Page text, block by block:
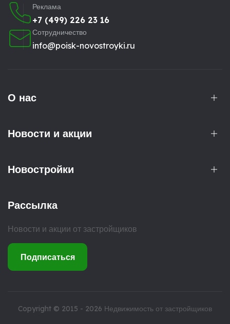
Реклама
+7 (499) 226 23 16
Сотрудничество
info@poisk-novostroyki.ru
О нас
Новости и акции
Новостройки
Рассылка
Новости и акции от застройщиков
Подписаться
Copyright © 2015 - 2026 Недвижимость от застройщиков